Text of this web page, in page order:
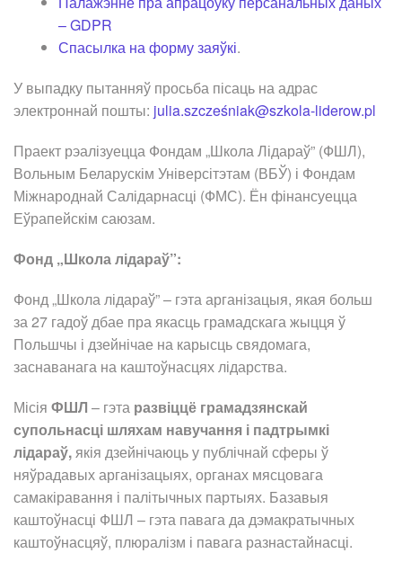
– GDPR
Спасылка на форму заяўкі.
У выпадку пытанняў просьба пісаць на адрас
электроннай пошты: julia.szcześniak@szkola-liderow.pl
Праект рэалізуецца Фондам „Школа Лідараў” (ФШЛ),
Вольным Беларускім Універсітэтам (ВБЎ) і Фондам
Міжнароднай Салідарнасці (ФМС). Ён фінансуецца
Еўрапейскім саюзам.
Фонд „Школа лідараў”:
Фонд „Школа лідараў” – гэта арганізацыя, якая больш
за 27 гадоў дбае пра якасць грамадскага жыцця ў
Польшчы і дзейнічае на карысць свядомага,
заснаванага на каштоўнасцях лідарства.
Місія ФШЛ – гэта развіццё грамадзянскай
супольнасці шляхам навучання і падтрымкі
лідараў,якія дзейнічаюць у публічнай сферы ў
няўрадавых арганізацыях, органах мясцовага
самакіравання і палітычных партыях. Базавыя
каштоўнасці ФШЛ – гэта павага да дэмакратычных
каштоўнасцяў, плюралізм і павага разнастайнасці.